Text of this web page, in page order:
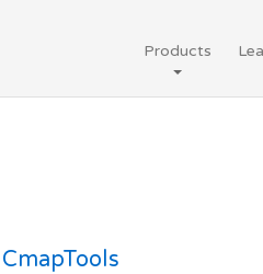
Products